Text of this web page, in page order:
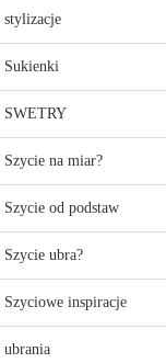
stylizacje
Sukienki
SWETRY
Szycie na miar?
Szycie od podstaw
Szycie ubra?
Szyciowe inspiracje
ubrania